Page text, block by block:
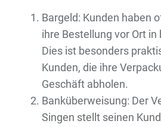
Bargeld: Kunden haben
ihre Bestellung vor Ort in
Dies ist besonders
Kunden, die ihre
Geschäft abholen.
Banküberweisung: Der
Singen stellt seinen